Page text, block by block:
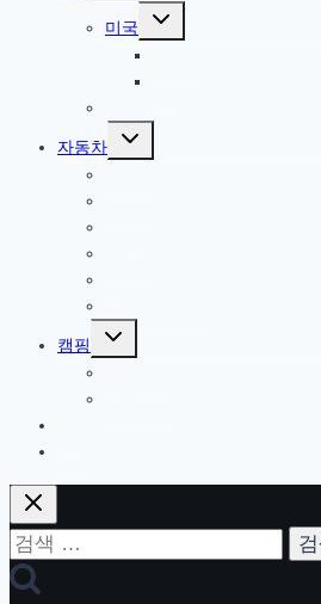
미국
Toggle
child
자동차
Toggle
child
캠핑
Toggle
child
검
색: